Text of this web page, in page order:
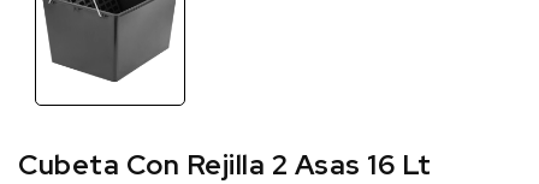
Cubeta Con Rejilla 2 Asas 16 Lt